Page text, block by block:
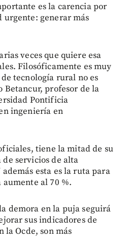
es la carencia por
urgente: generar más
veces que quiere esa
Filosóficamente es muy
tecnología rural no es
Betancur, profesor de la
Pontificia
ingeniería en
tiene la mitad de su
servicios de alta
esta es la ruta para
al 70 %.
demora en la puja seguirá
sus indicadores de
la Ocde, son más